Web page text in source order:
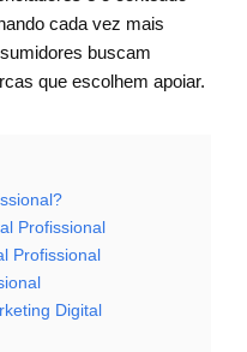
cada vez mais
buscam
que escolhem apoiar.
Profissional
Profissional
Digital